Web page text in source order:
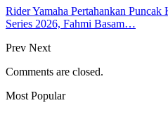
Rider Yamaha Pertahankan
Series 2026, Fahmi Basam…
Prev Next
Comments are closed.
Most Popular